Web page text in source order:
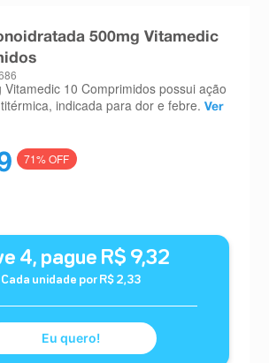
500mg Vitamedic
Vitamedic 10 Comprimidos possui ação
indicada para dor e febre. Ver
71% OFF
4, pague R$ 9,32
Cada unidade por R$ 2,33
Eu quero!